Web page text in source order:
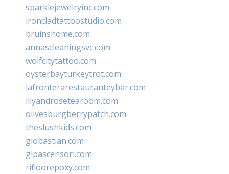
sparklejewelryinc.com
ironcladtattoostudio.com
bruinshome.com
annascleaningsvc.com
wolfcitytattoo.com
oysterbayturkeytrot.com
lafronterarestauranteybar.com
lilyandrosetearoom.com
olivesburgberrypatch.com
theslushkids.com
giobastian.com
glpascensori.com
rifloorepoxy.com